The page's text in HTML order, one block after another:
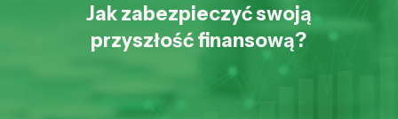
Jak zabezpieczyć swoją
przyszłość finansową?